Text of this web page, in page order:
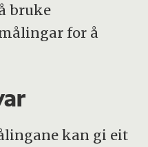
bruke
for å
kan gi eit